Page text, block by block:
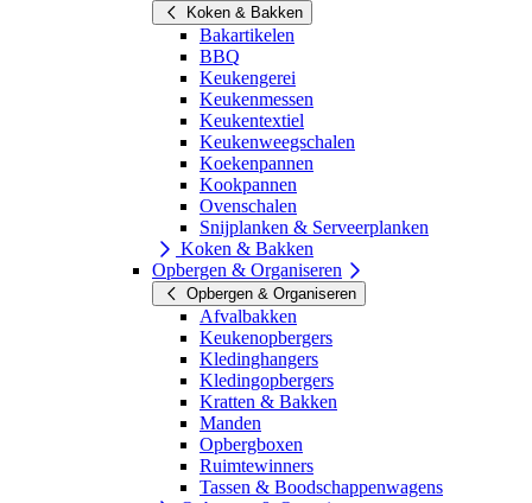
Koken & Bakken
Bakartikelen
BBQ
Keukengerei
Keukenmessen
Keukentextiel
Keukenweegschalen
Koekenpannen
Kookpannen
Ovenschalen
Snijplanken & Serveerplanken
Koken & Bakken
Opbergen & Organiseren
Opbergen & Organiseren
Afvalbakken
Keukenopbergers
Kledinghangers
Kledingopbergers
Kratten & Bakken
Manden
Opbergboxen
Ruimtewinners
Tassen & Boodschappenwagens